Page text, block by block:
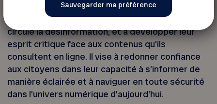
Cet atelier invite les participants et les
participantes à mieux comprendre comment
circule la désinformation, et à développer leur
esprit critique face aux contenus qu’ils
consultent en ligne. Il vise à redonner confiance
aux citoyens dans leur capacité à s’informer de
manière éclairée et à naviguer en toute sécurité
dans l’univers numérique d’aujourd’hui.